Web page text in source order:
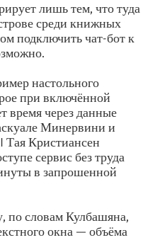
лишь тем, что туда
среди книжных
подключить чат-бот к
настольного
при включённой
время через данные
Минервини и
Тая Кристиансен
сервис без труда
в запрошенной
по словам Кулбашяна,
окна — объёма